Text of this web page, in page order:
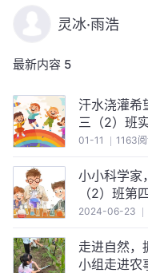
灵冰·雨浩
最新内容 5
汗水浇灌
三（2）班
01-11 1163
小小科学家
（2）班第
2024-06-23
走进自然，
小组走进农